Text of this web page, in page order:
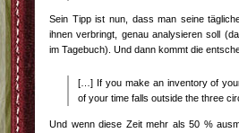
Sein Tipp ist nun, dass man seine
ihnen verbringt, genau analysieren soll
im Tagebuch). Und dann kommt die
[…] If you make an inventory of
of your time falls outside the three
Und wenn diese Zeit mehr als 50 %